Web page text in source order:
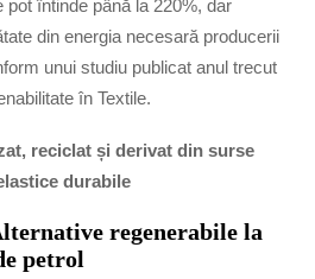
întinde până la 220%, dar
din energia necesară producerii
unui studiu publicat anul trecut
în Textile.
reciclat și derivat din surse
durabile
regenerabile la
petrol